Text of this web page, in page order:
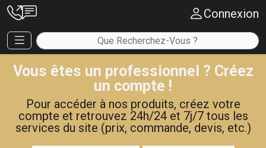
Connexion
Vous êtes un professionnel ? Créez
un compte !
Pour accéder à nos produits, créez votre
compte et retrouvez 24h/24 et 7j/7 tous les
services du site (prix, commande, devis, etc.)